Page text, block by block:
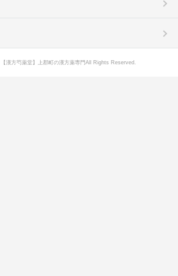
漢方芍薬堂】上郡町の漢方薬専門All Rights Reserved.